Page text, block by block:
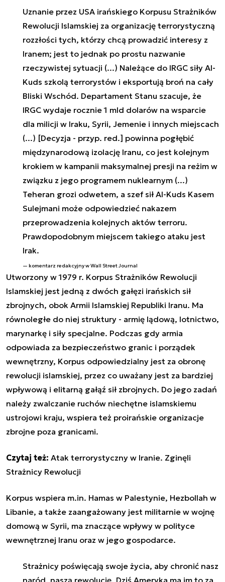
Uznanie przez USA irańskiego Korpusu Strażników
Rewolucji Islamskiej za organizację terrorystyczną
rozzłości tych, którzy chcą prowadzić interesy z
Iranem; jest to jednak po prostu nazwanie
rzeczywistej sytuacji (...) Należące do IRGC siły Al-
Kuds szkolą terrorystów i eksportują broń na cały
Bliski Wschód. Departament Stanu szacuje, że
IRGC wydaje rocznie 1 mld dolarów na wsparcie
dla milicji w Iraku, Syrii, Jemenie i innych miejscach
(...) [Decyzja - przyp. red.] powinna pogłębić
międzynarodową izolację Iranu, co jest kolejnym
krokiem w kampanii maksymalnej presji na reżim w
związku z jego programem nuklearnym (...)
Teheran grozi odwetem, a szef sił Al-Kuds Kasem
Sulejmani może odpowiedzieć nakazem
przeprowadzenia kolejnych aktów terroru.
Prawdopodobnym miejscem takiego ataku jest
Irak.
komentarz redakcyjny w Wall Street Journal
Utworzony w 1979 r. Korpus Strażników Rewolucji
Islamskiej jest jedną z dwóch gałęzi irańskich sił
zbrojnych, obok Armii Islamskiej Republiki Iranu. Ma
równoległe do niej struktury - armię lądową, lotnictwo,
marynarkę i siły specjalne. Podczas gdy armia
odpowiada za bezpieczeństwo granic i porządek
wewnętrzny, Korpus odpowiedzialny jest za obronę
rewolucji islamskiej, przez co uważany jest za bardziej
wpływową i elitarną gałąź sił zbrojnych. Do jego zadań
należy zwalczanie ruchów niechętne islamskiemu
ustrojowi kraju, wspiera też proirańskie organizacje
zbrojne poza granicami.
Czytaj też: Atak terrorystyczny w Iranie. Zginęli
Strażnicy Rewolucji
Korpus wspiera m.in. Hamas w Palestynie, Hezbollah w
Libanie, a także zaangażowany jest militarnie w wojnę
domową w Syrii, ma znaczące wpływy w polityce
wewnętrznej Iranu oraz w jego gospodarce.
Strażnicy poświęcają swoje życia, aby chronić nasz
naród, naszą rewolucję. Dziś Ameryka ma im to za